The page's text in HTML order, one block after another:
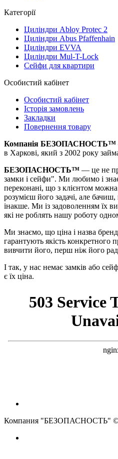
Категорії
Циліндри Abloy Protec 2
Циліндри Abus Pfaffenhain
Циліндри EVVA
Циліндри Mul-T-Lock
Сейфи для квартири
Особистий кабінет
Особистий кабінет
Історія замовлень
Закладки
Повернення товару
Компанія БЕЗОПАСНОСТЬ™
в Харкові, який з 2002 року
БЕЗОПАСНОСТЬ™ — це не
замки і сейфи". Ми любимо і
переконані, що з клієнтом
розумієш його задачі, але
інакше. Ми із задоволенням їх
які не роблять нашу роботу
Ми знаємо, що ціна і назва
гарантують якість конкретного
вивчити його, перш ніж його
І так, у нас немає замків або
є їх ціна.
Компания "БЕЗОПАСНОСТЬ" ©